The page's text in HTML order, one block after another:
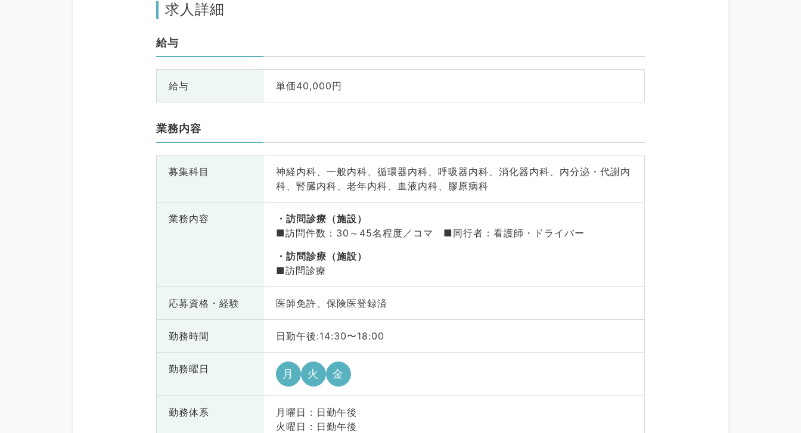
求人詳細
給与
給与 単価40,000円
業務内容
募集科目
神経内科、一般内科、循環器内科、呼吸器内科、消化器内科、内分泌・代謝内
科、腎臓内科、老年内科、血液内科、膠原病科
業務内容
訪問診療（施設）
■訪問件数：30～45名程度／コマ ■同行者：看護師・ドライバー
訪問診療（施設）
■訪問診療
応募資格・ 経験 医師免許、保険医登録済
勤務時間 日勤午後:14:30〜18:00
勤務曜日 月 火 金
勤務体系
月曜日 : 日勤午後
火曜日 : 日勤午後